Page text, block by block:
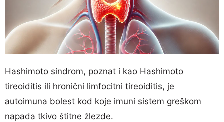
Hashimoto sindrom, poznat i kao Hashimoto
tireoiditis ili hronični limfocitni tireoiditis, je
autoimuna bolest kod koje imuni sistem greškom
napada tkivo štitne žlezde.